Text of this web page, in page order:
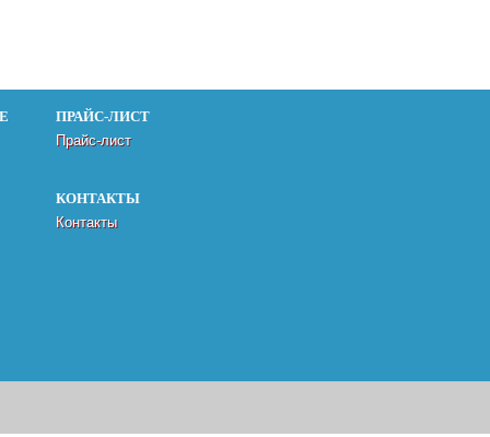
ПРАЙС-ЛИСТ
Прайс-лист
КОНТАКТЫ
Контакты